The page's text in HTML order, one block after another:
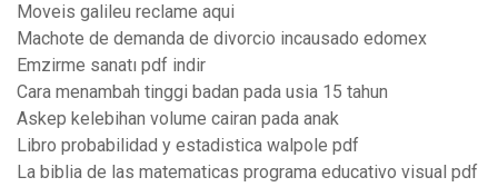
Moveis galileu reclame aqui
Machote de demanda de divorcio incausado edomex
Emzirme sanatı pdf indir
Cara menambah tinggi badan pada usia 15 tahun
Askep kelebihan volume cairan pada anak
Libro probabilidad y estadistica walpole pdf
La biblia de las matematicas programa educativo visual pdf